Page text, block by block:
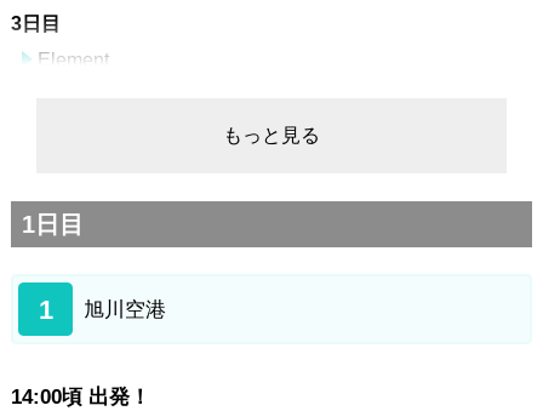
3日目
Element
クリスマスツリーの木
旭川空港
もっと見る
1日目
1 旭川空港
14:00頃 出発！